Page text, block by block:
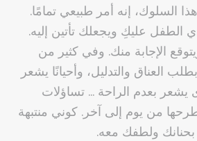
السلوك، إنه أمر طبيعي تمامًا.
الطفل عليكِ ويجعلك تأتين إليه.
الإجابة منك. وفي كثير من
العناق والتدليل، وأحيانًا يشعر
يشعر بعدم الراحة … تساؤلات
من يوم إلى آخر. كوني منتبهة
بحنانك ولطفك معه.